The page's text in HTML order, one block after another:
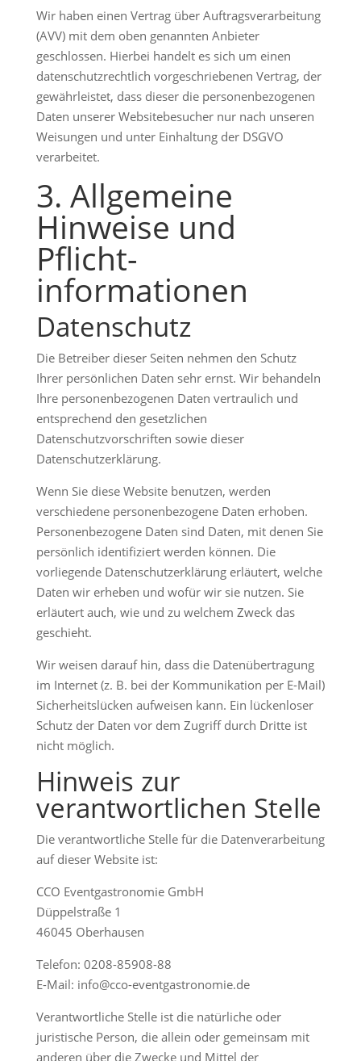
Wir haben einen Vertrag über Auftragsverarbeitung
(AVV) mit dem oben genannten Anbieter
geschlossen. Hierbei handelt es sich um einen
datenschutzrechtlich vorgeschriebenen Vertrag, der
gewährleistet, dass dieser die personenbezogenen
Daten unserer Websitebesucher nur nach unseren
Weisungen und unter Einhaltung der DSGVO
verarbeitet.
3. Allgemeine
Hinweise und
Pflicht­
informationen
Datenschutz
Die Betreiber dieser Seiten nehmen den Schutz
Ihrer persönlichen Daten sehr ernst. Wir behandeln
Ihre personenbezogenen Daten vertraulich und
entsprechend den gesetzlichen
Datenschutzvorschriften sowie dieser
Datenschutzerklärung.
Wenn Sie diese Website benutzen, werden
verschiedene personenbezogene Daten erhoben.
Personenbezogene Daten sind Daten, mit denen Sie
persönlich identifiziert werden können. Die
vorliegende Datenschutzerklärung erläutert, welche
Daten wir erheben und wofür wir sie nutzen. Sie
erläutert auch, wie und zu welchem Zweck das
geschieht.
Wir weisen darauf hin, dass die Datenübertragung
im Internet (z. B. bei der Kommunikation per E-Mail)
Sicherheitslücken aufweisen kann. Ein lückenloser
Schutz der Daten vor dem Zugriff durch Dritte ist
nicht möglich.
Hinweis zur
verantwortlichen Stelle
Die verantwortliche Stelle für die Datenverarbeitung
auf dieser Website ist:
CCO Eventgastronomie GmbH
Düppelstraße 1
46045 Oberhausen
Telefon: 0208-85908-88
E-Mail: info@cco-eventgastronomie.de
Verantwortliche Stelle ist die natürliche oder
juristische Person, die allein oder gemeinsam mit
anderen über die Zwecke und Mittel der